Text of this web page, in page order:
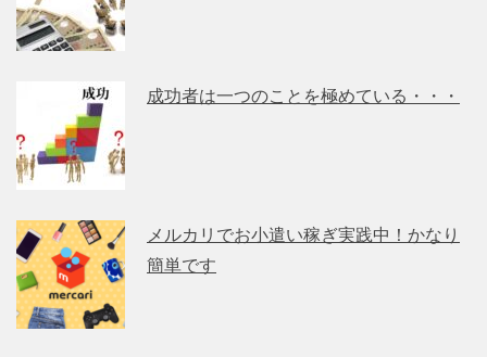
成功者は一つのことを極めている・・・
メルカリでお小遣い稼ぎ実践中！かなり
簡単です